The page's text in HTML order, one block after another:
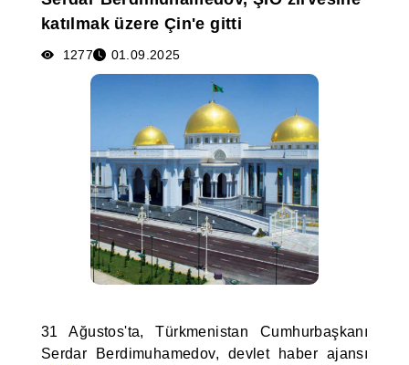
Yayınlar
Medya
Poster
katılmak üzere Çin'e gitti
1277 01.09.2025
31 Ağustos'ta, Türkmenistan Cumhurbaşkanı
Serdar Berdimuhamedov, devlet haber ajansı